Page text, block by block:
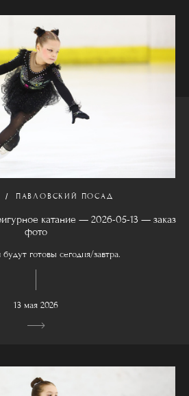
ПАВЛОВСКИЙ ПОСАД
катание — 2026-05-13 — заказ
фото
готовы сегодня/завтра.
13 мая 2026